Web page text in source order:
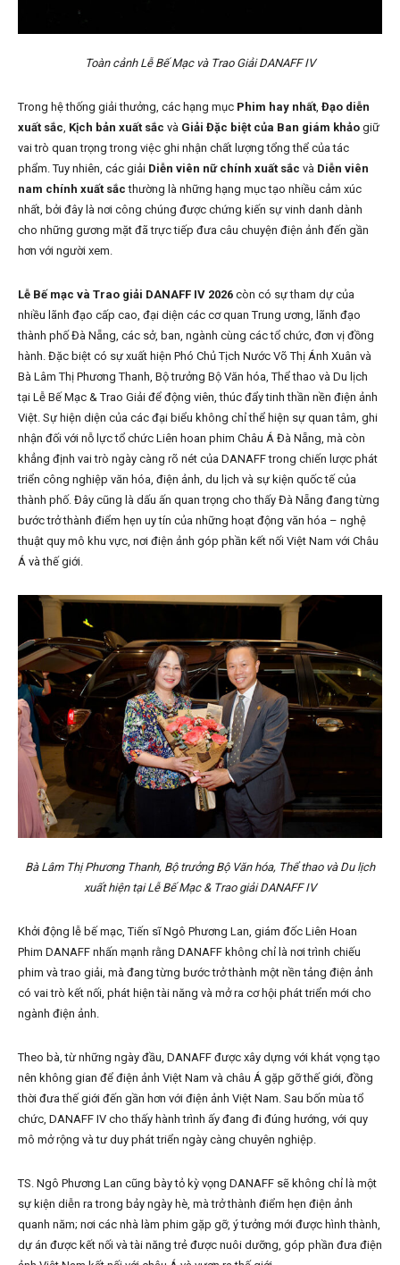
Toàn cảnh Lễ Bế Mạc và Trao Giải DANAFF IV
Trong hệ thống giải thưởng, các hạng mục Phim hay nhất, Đạo diễn
xuất sắc, Kịch bản xuất sắc và Giải Đặc biệt của Ban giám khảo giữ
vai trò quan trọng trong việc ghi nhận chất lượng tổng thể của tác
phẩm. Tuy nhiên, các giải Diễn viên nữ chính xuất sắc và Diễn viên
nam chính xuất sắc thường là những hạng mục tạo nhiều cảm xúc
nhất, bởi đây là nơi công chúng được chứng kiến sự vinh danh dành
cho những gương mặt đã trực tiếp đưa câu chuyện điện ảnh đến gần
hơn với người xem.
Lễ Bế mạc và Trao giải DANAFF IV 2026 còn có sự tham dự của
nhiều lãnh đạo cấp cao, đại diện các cơ quan Trung ương, lãnh đạo
thành phố Đà Nẵng, các sở, ban, ngành cùng các tổ chức, đơn vị đồng
hành. Đặc biệt có sự xuất hiện Phó Chủ Tịch Nước Võ Thị Ánh Xuân và
Bà Lâm Thị Phương Thanh, Bộ trưởng Bộ Văn hóa, Thể thao và Du lịch
tại Lễ Bế Mạc & Trao Giải để động viên, thúc đẩy tinh thần nền điện ảnh
Việt. Sự hiện diện của các đại biểu không chỉ thể hiện sự quan tâm, ghi
nhận đối với nỗ lực tổ chức Liên hoan phim Châu Á Đà Nẵng, mà còn
khẳng định vai trò ngày càng rõ nét của DANAFF trong chiến lược phát
triển công nghiệp văn hóa, điện ảnh, du lịch và sự kiện quốc tế của
thành phố. Đây cũng là dấu ấn quan trọng cho thấy Đà Nẵng đang từng
bước trở thành điểm hẹn uy tín của những hoạt động văn hóa – nghệ
thuật quy mô khu vực, nơi điện ảnh góp phần kết nối Việt Nam với Châu
Á và thế giới.
Bà Lâm Thị Phương Thanh, Bộ trưởng Bộ Văn hóa, Thể thao và Du lịch
xuất hiện tại Lễ Bế Mạc & Trao giải DANAFF IV
Khởi động lễ bế mạc, Tiến sĩ Ngô Phương Lan, giám đốc Liên Hoan
Phim DANAFF nhấn mạnh rằng DANAFF không chỉ là nơi trình chiếu
phim và trao giải, mà đang từng bước trở thành một nền tảng điện ảnh
có vai trò kết nối, phát hiện tài năng và mở ra cơ hội phát triển mới cho
ngành điện ảnh.
Theo bà, từ những ngày đầu, DANAFF được xây dựng với khát vọng tạo
nên không gian để điện ảnh Việt Nam và châu Á gặp gỡ thế giới, đồng
thời đưa thế giới đến gần hơn với điện ảnh Việt Nam. Sau bốn mùa tổ
chức, DANAFF IV cho thấy hành trình ấy đang đi đúng hướng, với quy
mô mở rộng và tư duy phát triển ngày càng chuyên nghiệp.
TS. Ngô Phương Lan cũng bày tỏ kỳ vọng DANAFF sẽ không chỉ là một
sự kiện diễn ra trong bảy ngày hè, mà trở thành điểm hẹn điện ảnh
quanh năm; nơi các nhà làm phim gặp gỡ, ý tưởng mới được hình thành,
dự án được kết nối và tài năng trẻ được nuôi dưỡng, góp phần đưa điện